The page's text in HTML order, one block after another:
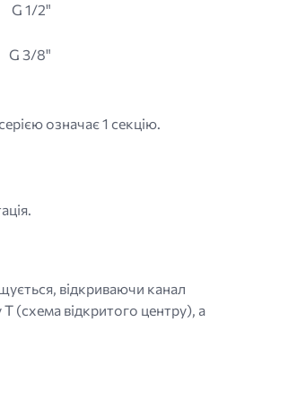
G 1/2"
G 3/8"
означає 1 секцію.
відкриваючи канал
(схема відкритого центру), а